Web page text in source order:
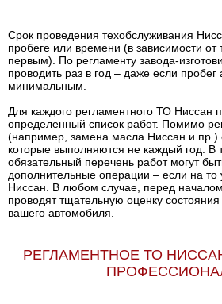
Срок проведения техобслуживания
пробеге или времени (в зависимости от
первым). По регламенту завода-
проводить раз в год – даже если пробег
минимальным.
Для каждого регламентного ТО Ниссан
определенный список работ. Помимо
(например, замена масла Ниссан и пр.)
которые выполняются не каждый год. В
обязательный перечень работ могут
дополнительные операции – если на то
Ниссан. В любом случае, перед
проводят тщательную оценку состояния
вашего автомобиля.
РЕГЛАМЕНТНОЕ ТО